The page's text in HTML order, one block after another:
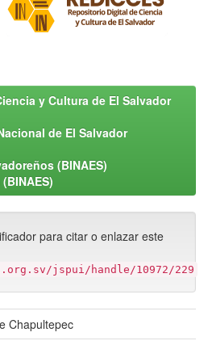
y Cultura de El Salvador
de El Salvador
(BINAES)
para citar o enlazar este
jspui/handle/10972/229
Chapultepec